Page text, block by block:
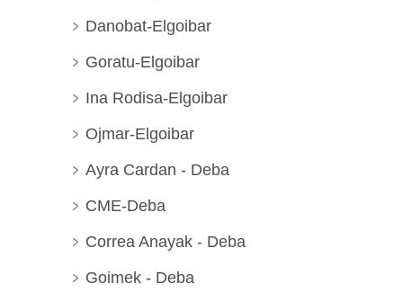
Danobat-Elgoibar
Goratu-Elgoibar
Ina Rodisa-Elgoibar
Ojmar-Elgoibar
Ayra Cardan - Deba
CME-Deba
Correa Anayak - Deba
Goimek - Deba